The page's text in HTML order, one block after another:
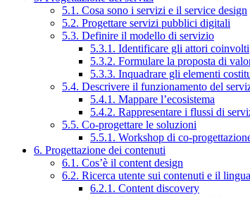
5.1. Cosa sono i servizi e il service design
5.2. Progettare servizi pubblici digitali
5.3. Definire il modello di servizio
5.3.1. Identificare gli attori coinvolti
5.3.2. Formulare la proposta di
5.3.3. Inquadrare gli elementi
5.4. Descrivere il funzionamento del
5.4.1. Mappare l’ecosistema
5.4.2. Rappresentare i flussi di
5.5. Co-progettare le soluzioni
5.5.1. Workshop di co-
6. Progettazione dei contenuti
6.1. Cos’è il content design
6.2. Ricerca utente sui contenuti e il
6.2.1. Content discovery